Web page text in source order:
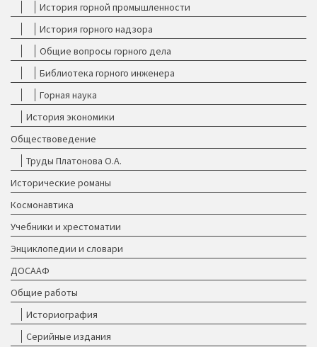
История горной промышленности
История горного надзора
Общие вопросы горного дела
Библиотека горного инженера
Горная наука
История экономики
Обществоведение
Труды Платонова О.А.
Исторические романы
Космонавтика
Учебники и хрестоматии
Энциклопедии и словари
ДОСААФ
Общие работы
Историография
Серийные издания